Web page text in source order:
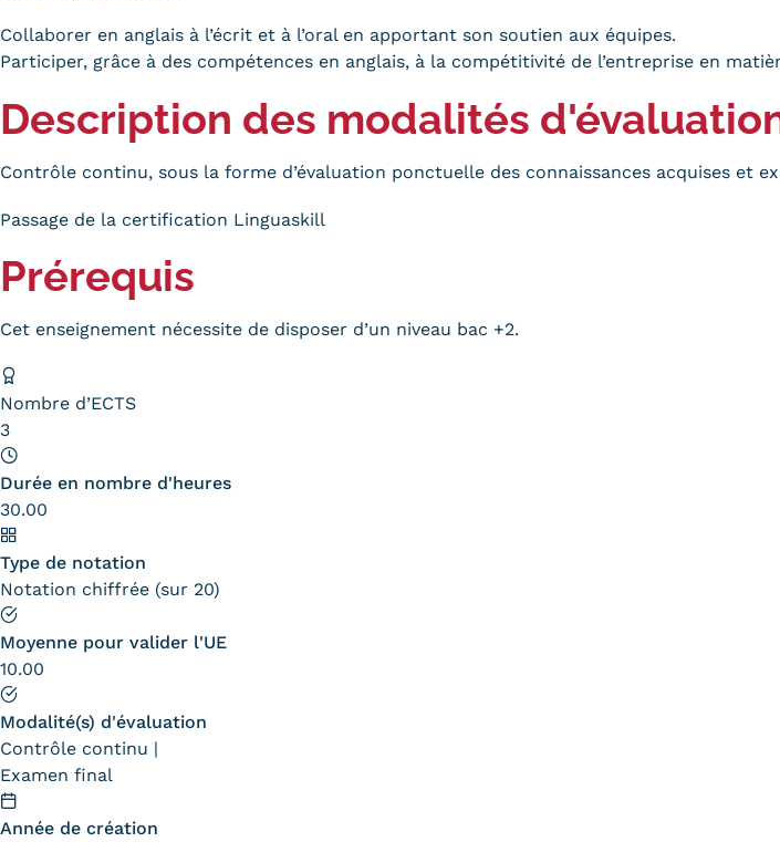
Collaborer en anglais à l’écrit et à l’oral en apportant son soutien aux équipes.
Participer, grâce à des compétences en anglais, à la compétitivité de l’entreprise en
Description des modalités
Contrôle continu, sous la forme d’évaluation ponctuelle des connaissances acquises et
Passage de la certification Linguaskill
Prérequis
Cet enseignement nécessite de disposer d’un niveau bac +2.
Nombre d’ECTS
3
Durée en nombre d'heures
30.00
Type de notation
Notation chiffrée (sur 20)
Moyenne pour valider l'UE
10.00
Modalité(s) d'évaluation
Contrôle continu
Examen final
Année de création